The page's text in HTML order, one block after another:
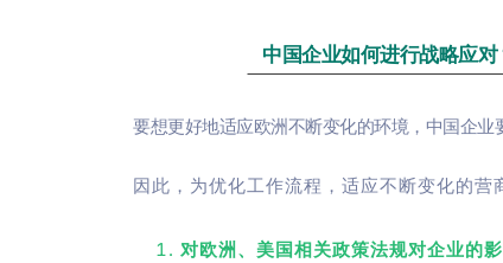
中国企业如何进行战略应对
要想更好地适应欧洲不断变化的环境，中国企
因此，为优化工作流程，适应不断变化的营
对欧洲、美国相关政策法规对企业的